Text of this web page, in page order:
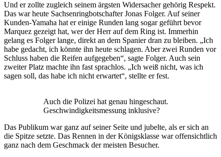
Und er zollte zugleich seinem ärgsten Widersacher gehörig Respekt.
Das war heute Sachsenringbotschafter Jonas Folger. Auf seiner
Kunden-Yamaha hat er einige Runden lang sogar geführt bevor
Marquez gezeigt hat, wer der Herr auf dem Ring ist. Immerhin
gelang es Folger lange, direkt an dem Spanier dran zu bleiben. „Ich
habe gedacht, ich könnte ihn heute schlagen. Aber zwei Runden vor
Schluss haben die Reifen aufgegeben“, sagte Folger. Auch sein
zweiter Platz machte ihn fast sprachlos. „Ich weiß nicht, was ich
sagen soll, das habe ich nicht erwartet“, stellte er fest.
Auch die Polizei hat genau hingeschaut.
Geschwindigkeitsmessung inklusive?
Das Publikum war ganz auf seiner Seite und jubelte, als er sich an
die Spitze setzte. Das Rennen in der Königsklasse war offensichtlich
ganz nach dem Geschmack der meisten Besucher.